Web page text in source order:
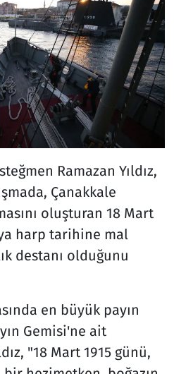
Ramazan Yıldız,
Çanakkale
oluşturan 18 Mart
harp tarihine mal
destanı olduğunu
en büyük payın
Gemisi'ne ait
"18 Mart 1915 günü,